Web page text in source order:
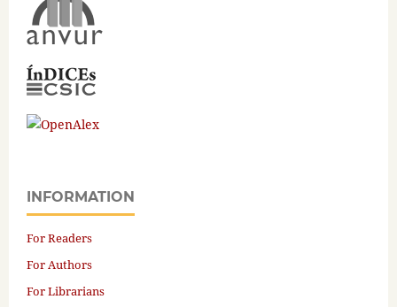
INFORMATION
For Readers
For Authors
For Librarians